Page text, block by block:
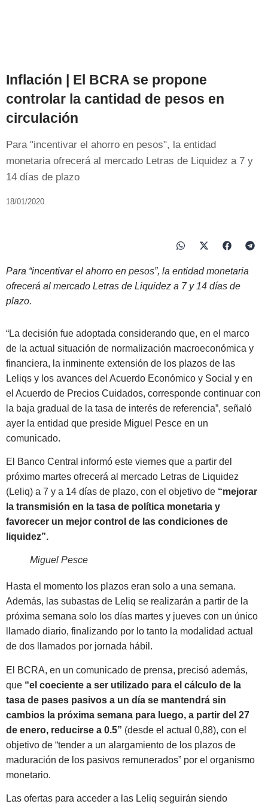
Inflación | El BCRA se propone
controlar la cantidad de pesos en
circulación
Para "incentivar el ahorro en pesos", la entidad
monetaria ofrecerá al mercado Letras de Liquidez a 7 y
14 días de plazo
18/01/2020
Para “incentivar el ahorro en pesos”, la entidad monetaria
ofrecerá al mercado Letras de Liquidez a 7 y 14 días de
plazo.
“La decisión fue adoptada considerando que, en el marco
de la actual situación de normalización macroeconómica y
financiera, la inminente extensión de los plazos de las
Leliqs y los avances del Acuerdo Económico y Social y en
el Acuerdo de Precios Cuidados, corresponde continuar con
la baja gradual de la tasa de interés de referencia”, señaló
ayer la entidad que preside Miguel Pesce en un
comunicado.
El Banco Central informó este viernes que a partir del
próximo martes ofrecerá al mercado Letras de Liquidez
(Leliq) a 7 y a 14 días de plazo, con el objetivo de “mejorar
la transmisión en la tasa de política monetaria y
favorecer un mejor control de las condiciones de
liquidez”.
Miguel Pesce
Hasta el momento los plazos eran solo a una semana.
Además, las subastas de Leliq se realizarán a partir de la
próxima semana solo los días martes y jueves con un único
llamado diario, finalizando por lo tanto la modalidad actual
de dos llamados por jornada hábil.
El BCRA, en un comunicado de prensa, precisó además,
que “el coeciente a ser utilizado para el cálculo de la
tasa de pases pasivos a un día se mantendrá sin
cambios la próxima semana para luego, a partir del 27
de enero, reducirse a 0.5” (desde el actual 0,88), con el
objetivo de “tender a un alargamiento de los plazos de
maduración de los pasivos remunerados” por el organismo
monetario.
Las ofertas para acceder a las Leliq seguirán siendo